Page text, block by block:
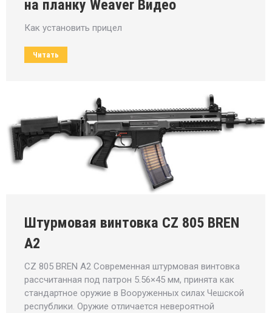
на планку Weaver Видео
Как установить прицел
Читать
Штурмовая винтовка CZ 805 BREN
A2
CZ 805 BREN A2 Современная штурмовая винтовка
рассчитанная под патрон 5.56×45 мм, принята как
стандартное оружие в Вооруженных силах Чешской
республики. Оружие отличается невероятной